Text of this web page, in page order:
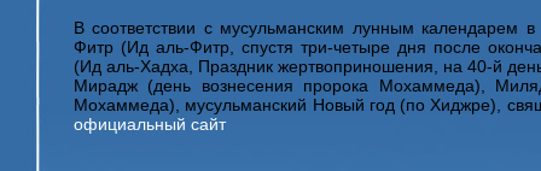
В соответствии с мусульманским лунным календарем
Фитр (Ид аль-Фитр, спустя три-четыре дня после
(Ид аль-Хадха, Праздник жертвоприношения, на 40-й
Мирадж (день вознесения пророка Мохаммеда),
Мохаммеда), мусульманский Новый год (по Хиджре),
официальный сайт